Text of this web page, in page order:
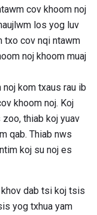
cov khoom noj
los yog luv
txo cov nqi ntawm
noj khoom muaj
kom txaus rau ib
khoom noj. Koj
thiab koj yuav
qab. Thiab nws
koj su noj es
dab tsi koj tsis
yog txhua yam